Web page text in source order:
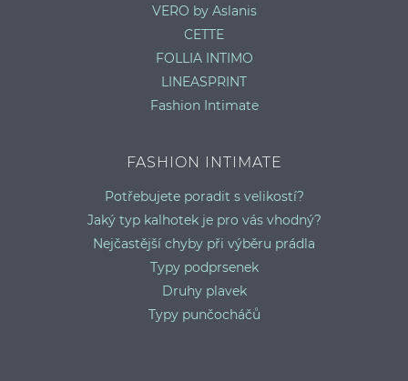
VERO by Aslanis
CETTE
FOLLIA INTIMO
LINEASPRINT
Fashion Intimate
FASHION INTIMATE
Potřebujete poradit s velikostí?
Jaký typ kalhotek je pro vás vhodný?
Nejčastější chyby při výběru prádla
Typy podprsenek
Druhy plavek
Typy punčocháčů